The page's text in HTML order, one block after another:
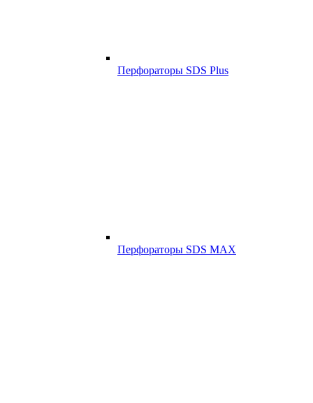
Перфораторы SDS Plus
Перфораторы SDS MAX